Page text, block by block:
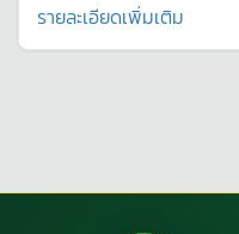
รายละเอียดเพิ่มเติม